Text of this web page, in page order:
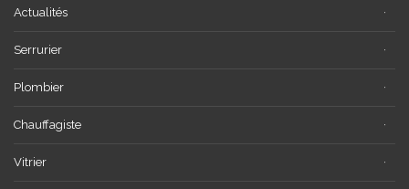
Actualités
Serrurier
Plombier
Chauffagiste
Vitrier